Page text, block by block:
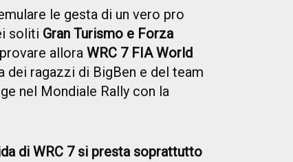
le gesta di un vero pro
soliti Gran Turismo e Forza
alloraWRC 7 FIA World
dei ragazzi di BigBen e del team
nel Mondiale Rally con la
di WRC 7 si presta soprattutto